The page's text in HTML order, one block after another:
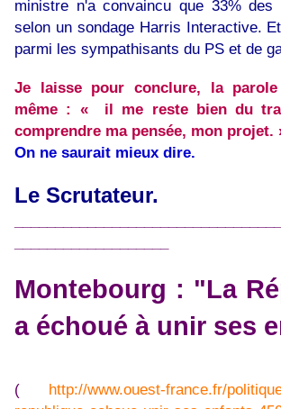
ministre n'a convaincu que 33% des
selon un sondage Harris Interactive.
parmi les sympathisants du PS et de
Je laisse pour conclure, la
même : « il me reste bien du
comprendre ma pensée, mon projet.
On ne saurait mieux dire.
Le Scrutateur.
Montebourg : "La
a échoué à unir ses
( http://www.ouest-france.fr/